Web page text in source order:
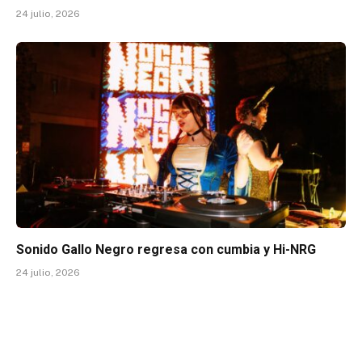
24 julio, 2026
Sonido Gallo Negro regresa con cumbia y Hi-NRG
24 julio, 2026